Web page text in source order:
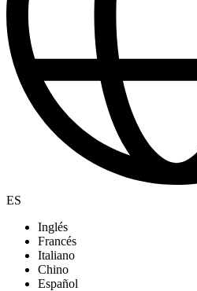
ES
Inglés
Francés
Italiano
Chino
Español